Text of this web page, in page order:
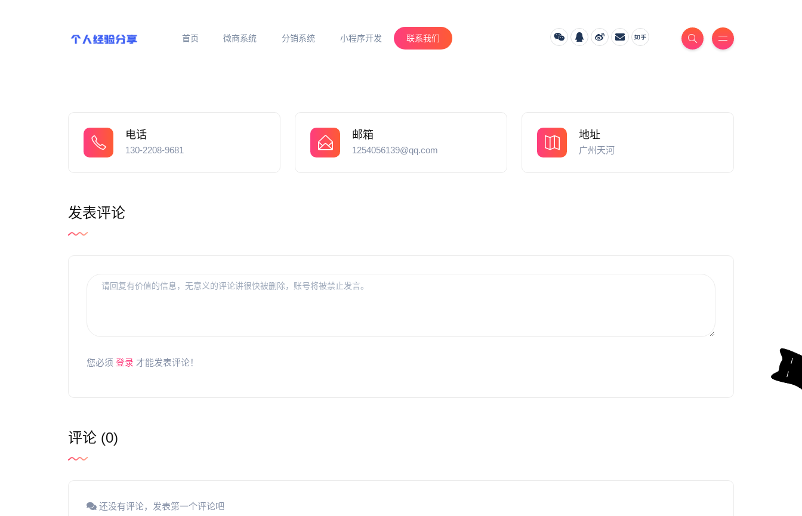
首页 微商系统 分销系统 小程序开发 联系我们
电话
130-2208-9681
邮箱
1254056139@qq.com
地址
广州天河
发表评论
您必须 登录 才能发表评论！
评论 (0)
还没有评论，发表第一个评论吧